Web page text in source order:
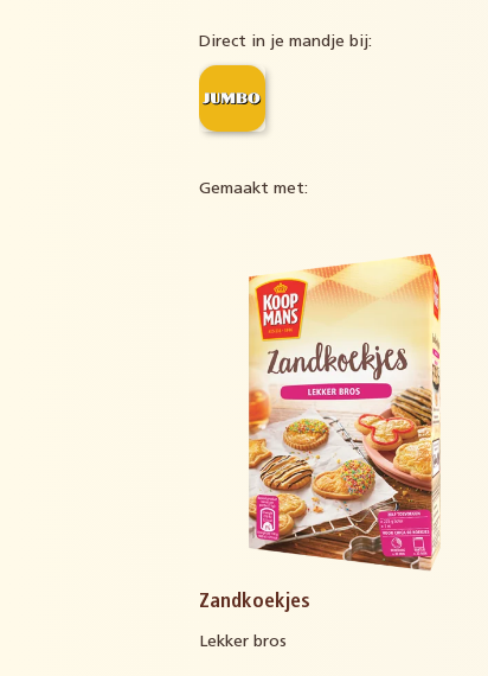
Direct in je mandje bij:
Gemaakt met:
Zandkoekjes
Lekker bros